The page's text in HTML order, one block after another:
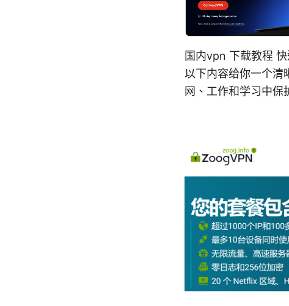
国内vpn 下载教程
以下内容给你一个清
网、工作和学习中保